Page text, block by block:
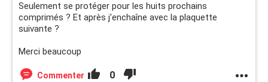
Seulement se protéger pour les huits prochains
comprimés ? Et après j'enchaîne avec la plaquette
suivante ?
Merci beaucoup
Commenter 0